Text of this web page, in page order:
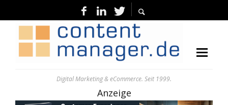
Digital Marketing & eCommerce. Seit 1999.
Anzeige